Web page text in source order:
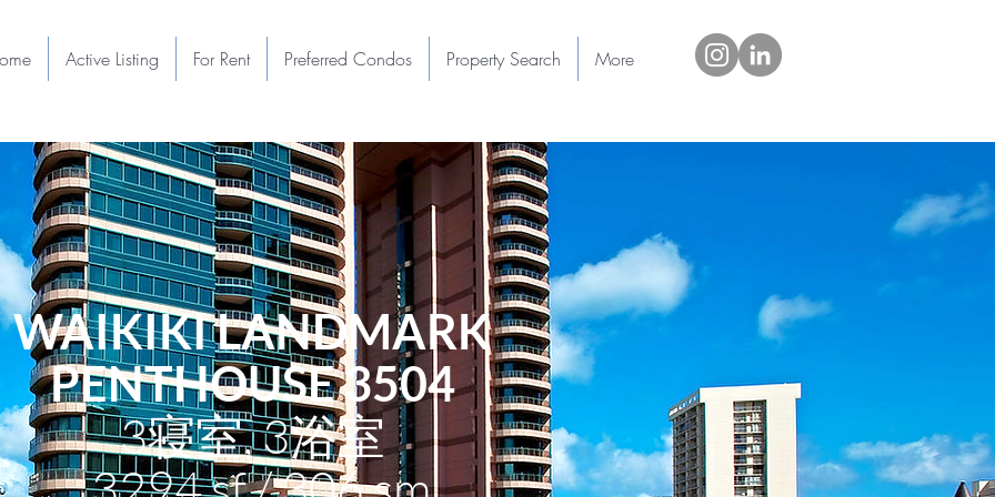
WAIKIKI LANDMARK
PENTHOUSE 3504
3寝室, 3浴室
Active Listing For Rent Preferred Condos Property Search More